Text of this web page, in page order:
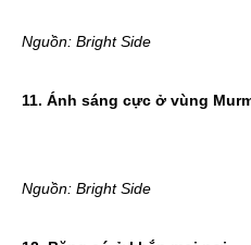
Nguồn: Bright Side
11. Ánh sáng cực ở vùng
Nguồn: Bright Side